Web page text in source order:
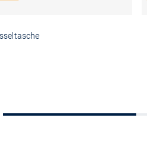
In den Warenkorb